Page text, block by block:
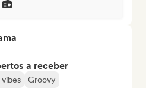
a receber
Groovy